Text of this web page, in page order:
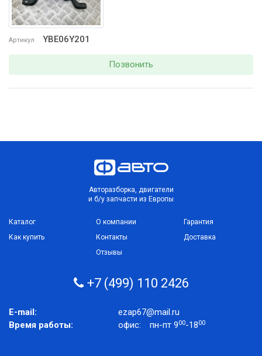
Артикул YBE06Y201
Позвонить
Авторазборка, двигатели
и б/у запчасти из Европы
Каталог
Как купить
О компании
Контакты
Отзывы
Гарантия
Доставка
+7 (499) 110 2426
E-mail:
ezap67@mail.ru
Время работы:
офис: пн-пт 900-1800